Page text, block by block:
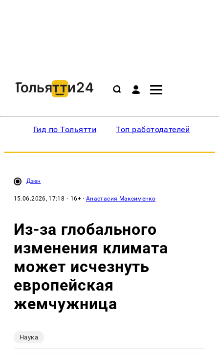
Гид по Тольятти Топ работодателей
Дзен
15.06.2026, 17:18 · 16+ ·Анастасия Максименко
Из-за глобального
изменения климата
может исчезнуть
европейская
жемчужница
Наука